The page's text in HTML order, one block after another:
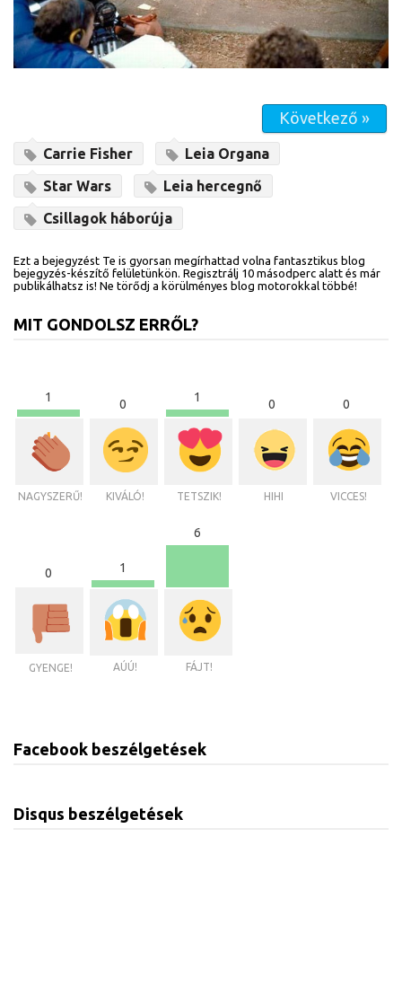
Következő »
Carrie Fisher
Leia Organa
Star Wars
Leia hercegnő
Csillagok háborúja
Ezt a bejegyzést Te is gyorsan megírhattad volna fantasztikus blog
bejegyzés-készítő felületünkön. Regisztrálj 10 másodperc alatt és már
publikálhatsz is! Ne törődj a körülményes blog motorokkal többé!
MIT GONDOLSZ ERRŐL?
1
NAGYSZERŰ!
0
KIVÁLÓ!
1
TETSZIK!
0
HIHI
0
VICCES!
0
GYENGE!
1
AÚÚ!
6
FÁJT!
Facebook beszélgetések
Disqus beszélgetések